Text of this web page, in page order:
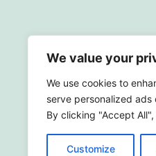
We value your
We use cookies to
serve personalized
By clicking "Accept
Customize